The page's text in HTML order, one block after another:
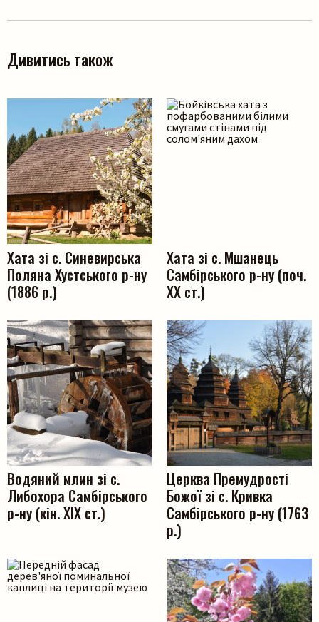
Дивитись також
Хата зі с. Синевирська
Поляна Хустського р-ну
(1886 р.)
Хата зі с. Мшанець
Самбірського р-ну (поч.
ХХ ст.)
Водяний млин зі с.
Либохора Самбірського
р-ну (кін. ХІХ ст.)
Церква Премудрості
Божої зі с. Кривка
Самбірського р-ну (1763
р.)